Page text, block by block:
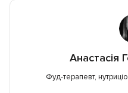
Анастасія
Фуд-терапевт,